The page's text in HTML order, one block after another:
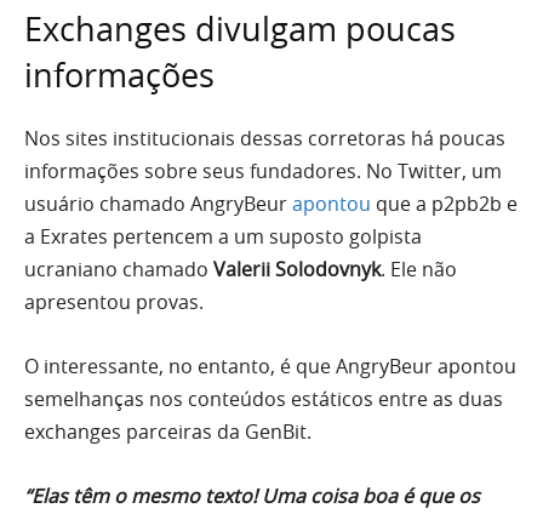
Exchanges divulgam poucas
informações
Nos sites institucionais dessas corretoras há poucas
informações sobre seus fundadores. No Twitter, um
usuário chamado AngryBeurapontou que a p2pb2b e
a Exrates pertencem a um suposto golpista
ucraniano chamado Valerii Solodovnyk. Ele não
apresentou provas.
O interessante, no entanto, é que AngryBeur apontou
semelhanças nos conteúdos estáticos entre as duas
exchanges parceiras da GenBit.
“Elas têm o mesmo texto! Uma coisa boa é que os